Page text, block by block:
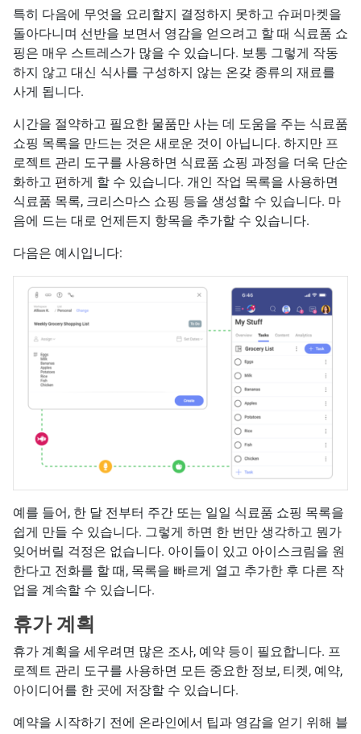
특히 다음에 무엇을 요리할지 결정하지 못하고 슈퍼마켓을
돌아다니며 선반을 보면서 영감을 얻으려고 할 때 식료품 쇼
핑은 매우 스트레스가 많을 수 있습니다. 보통 그렇게 작동
하지 않고 대신 식사를 구성하지 않는 온갖 종류의 재료를
사게 됩니다.
시간을 절약하고 필요한 물품만 사는 데 도움을 주는 식료품
쇼핑 목록을 만드는 것은 새로운 것이 아닙니다. 하지만 프
로젝트 관리 도구를 사용하면 식료품 쇼핑 과정을 더욱 단순
화하고 편하게 할 수 있습니다. 개인 작업 목록을 사용하면
식료품 목록, 크리스마스 쇼핑 등을 생성할 수 있습니다. 마
음에 드는 대로 언제든지 항목을 추가할 수 있습니다.
다음은 예시입니다:
예를 들어, 한 달 전부터 주간 또는 일일 식료품 쇼핑 목록을
쉽게 만들 수 있습니다. 그렇게 하면 한 번만 생각하고 뭔가
잊어버릴 걱정은 없습니다. 아이들이 있고 아이스크림을 원
한다고 전화를 할 때, 목록을 빠르게 열고 추가한 후 다른 작
업을 계속할 수 있습니다.
휴가 계획
휴가 계획을 세우려면 많은 조사, 예약 등이 필요합니다. 프
로젝트 관리 도구를 사용하면 모든 중요한 정보, 티켓, 예약,
아이디어를 한 곳에 저장할 수 있습니다.
예약을 시작하기 전에 온라인에서 팁과 영감을 얻기 위해 블